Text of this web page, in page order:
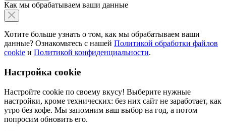
Как мы обрабатываем ваши данные
Хотите больше узнать о том, как мы обрабатываем ваши
данные? Ознакомьтесь с нашей Политикой обработки файлов
cookie и Политикой конфиденциальности.
Настройка cookie
Настройте cookie по своему вкусу! Выберите нужные
настройки, кроме технических: без них сайт не заработает, как
утро без кофе. Мы запомним ваш выбор на год, а потом
попросим обновить его.